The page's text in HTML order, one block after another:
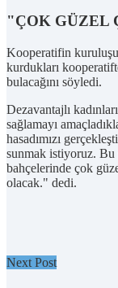
"ÇOK GÜZEL
Kooperatifin
kurdukları
bulacağını söyledi.
Dezavantajlı
sağlamayı
hasadımızı
sunmak istiyoruz. Bu
bahçelerinde çok
olacak." dedi.
Next Post